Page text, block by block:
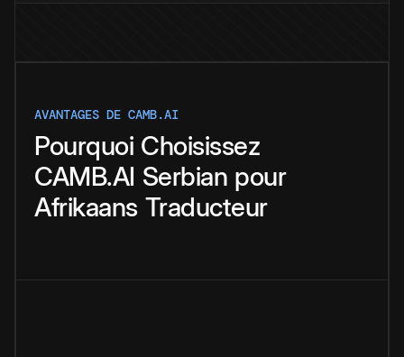
AVANTAGES DE CAMB.AI
Pourquoi Choisissez
CAMB.AI Serbian pour
Afrikaans Traducteur